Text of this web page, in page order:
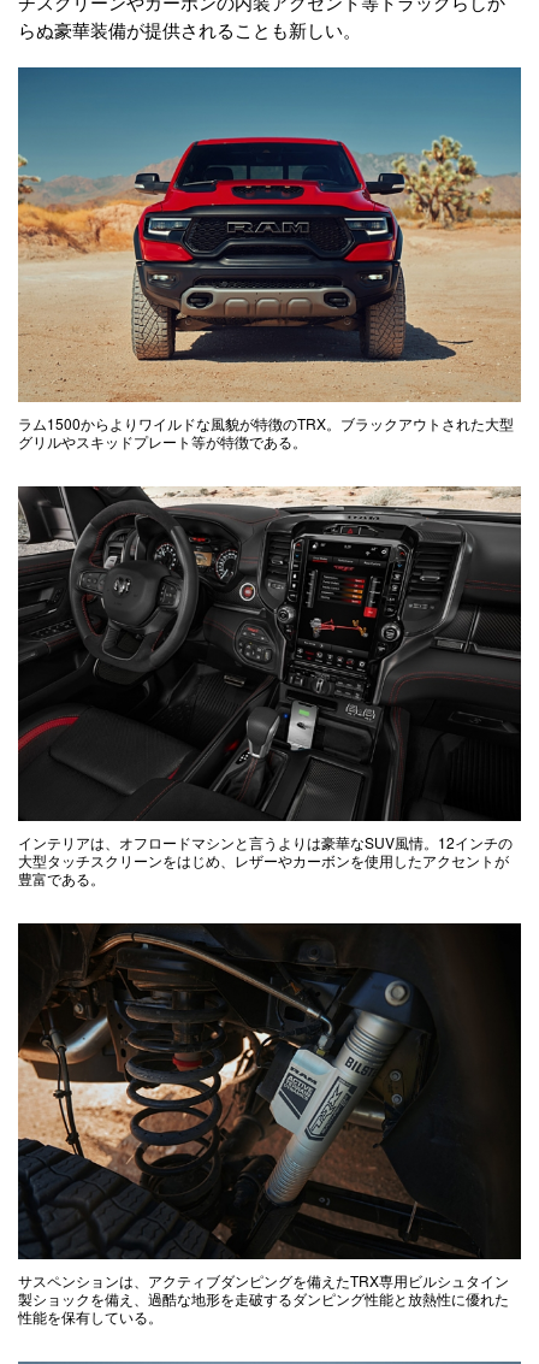
らぬ豪華装備が提供されることも新しい。
ラム1500からよりワイルドな風貌が特徴のTRX。ブラックアウトされた大型
グリルやスキッドプレート等が特徴である。
インテリアは、オフロードマシンと言うよりは豪華なSUV風情。12インチの
大型タッチスクリーンをはじめ、レザーやカーボンを使用したアクセントが
豊富である。
サスペンションは、アクティブダンピングを備えたTRX専用ビルシュタイン
製ショックを備え、過酷な地形を走破するダンピング性能と放熱性に優れた
性能を保有している。